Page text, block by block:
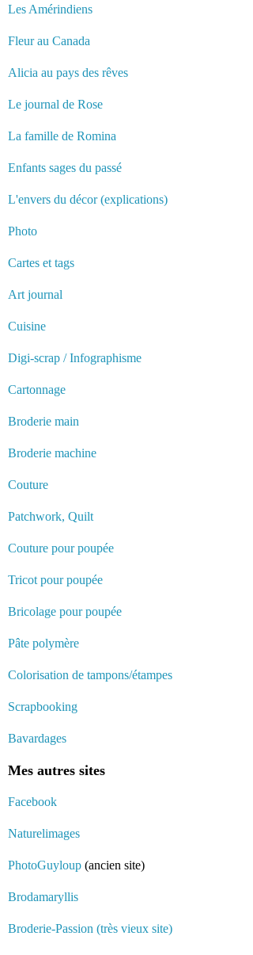
Les Amérindiens
Fleur au Canada
Alicia au pays des rêves
Le journal de Rose
La famille de Romina
Enfants sages du passé
L'envers du décor (explications)
Photo
Cartes et tags
Art journal
Cuisine
Digi-scrap / Infographisme
Cartonnage
Broderie main
Broderie machine
Couture
Patchwork, Quilt
Couture pour poupée
Tricot pour poupée
Bricolage pour poupée
Pâte polymère
Colorisation de tampons/étampes
Scrapbooking
Bavardages
Mes autres sites
Facebook
Naturelimages
PhotoGuyloup (ancien site)
Brodamaryllis
Broderie-Passion (très vieux site)